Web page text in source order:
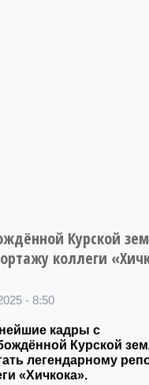
Курской
коллеги
- 8:50
кадры с
Курской
легендарному
«Хичкока».